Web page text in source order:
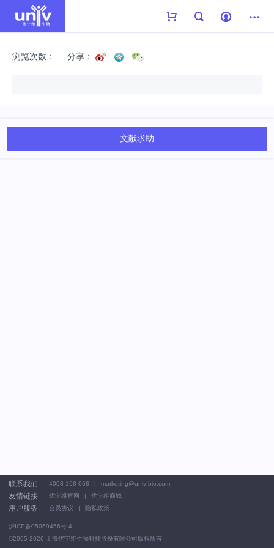
浏览次数： 分享：
文献求助
联系我们 4008-168-068 marketing@univ-bio.com
友情链接 优宁维官网 优宁维商城
用户服务 会员协议 隐私政策
沪ICP备05059456号-4
©2005-2026 上海优宁维生物科技股份有限公司版权所有